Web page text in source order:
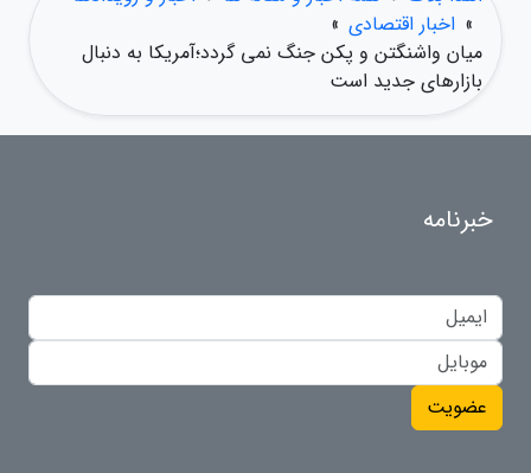
» اخبار اقتصادی »
میان واشنگتن و پکن جنگ نمی گردد؛آمریکا به دنبال
بازارهای جدید است
خبرنامه
عضویت